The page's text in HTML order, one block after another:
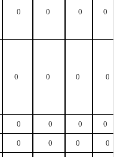
0 0 0 0
0 0 0 0
0 0 0 0
0 0 0 0